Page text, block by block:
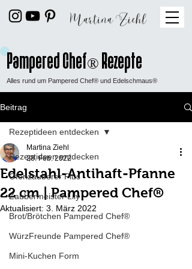
Alles rund um Pampered Chef® und Edelschmaus®
Pampered Chef® Rezepte
Beitrag
Rezeptideen entdecken
Ofenzauberer Plus
Zaubermeister Lily
Brot/Brötchen Pampered Chef®
WürzFreunde Pampered Chef®
Mini-Kuchen Form
Rezeptideen entdecken
Edelstahl-Antihaft-Pfanne
22 cm | Pampered Chef®
Martina Ziehl
28. Feb. 2022
Aktualisiert: 3. März 2022